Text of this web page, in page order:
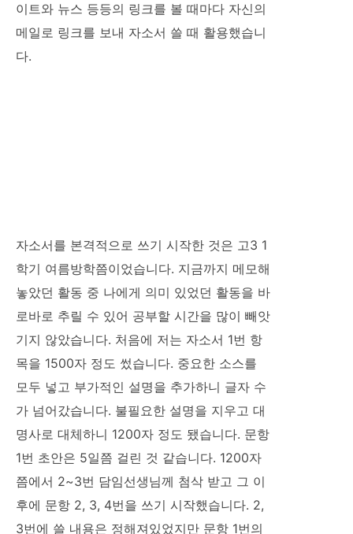
이트와 뉴스 등등의 링크를 볼 때마다 자신의
메일로 링크를 보내 자소서 쓸 때 활용했습니
다.
자소서를 본격적으로 쓰기 시작한 것은 고3 1
학기 여름방학쯤이었습니다. 지금까지 메모해
놓았던 활동 중 나에게 의미 있었던 활동을 바
로바로 추릴 수 있어 공부할 시간을 많이 빼앗
기지 않았습니다. 처음에 저는 자소서 1번 항
목을 1500자 정도 썼습니다. 중요한 소스를
모두 넣고 부가적인 설명을 추가하니 글자 수
가 넘어갔습니다. 불필요한 설명을 지우고 대
명사로 대체하니 1200자 정도 됐습니다. 문항
1번 초안은 5일쯤 걸린 것 같습니다. 1200자
쯤에서 2~3번 담임선생님께 첨삭 받고 그 이
후에 문항 2, 3, 4번을 쓰기 시작했습니다. 2,
3번에 쓸 내용은 정해져있었지만 문항 1번의